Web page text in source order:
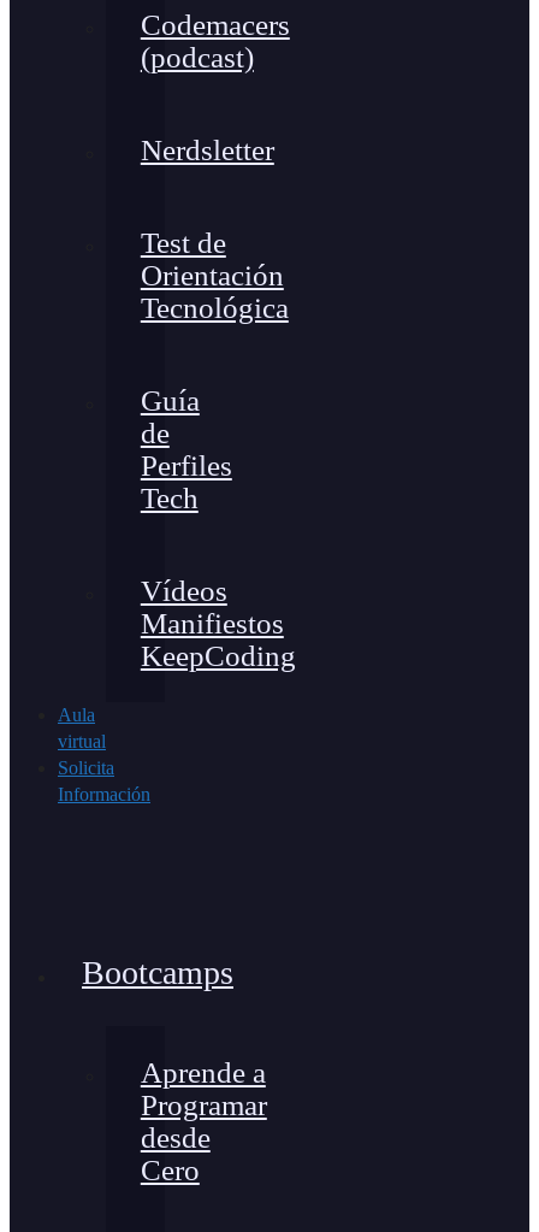
Codemacers
(podcast)
Nerdsletter
Test de
Orientación
Tecnológica
Guía
de
Perfiles
Tech
Vídeos
Manifiestos
KeepCoding
Aula
virtual
Solicita
Información
Bootcamps
Aprende a
Programar
desde
Cero